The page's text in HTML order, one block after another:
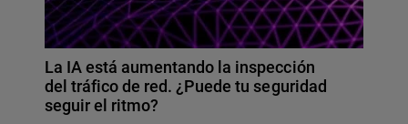
La IA está aumentando la inspección
del tráfico de red. ¿Puede tu seguridad
seguir el ritmo?